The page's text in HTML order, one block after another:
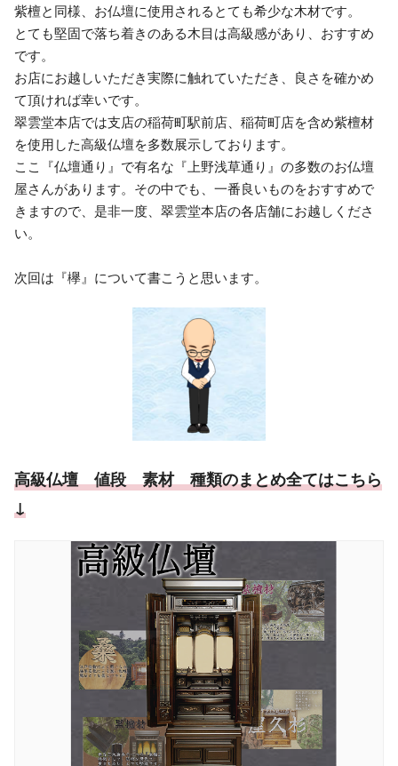
紫檀と同様、お仏壇に使用されるとても希少な木材です。
とても堅固で落ち着きのある木目は高級感があり、おすすめ
です。
お店にお越しいただき実際に触れていただき、良さを確かめ
て頂ければ幸いです。
翠雲堂本店では支店の稲荷町駅前店、稲荷町店を含め紫檀材
を使用した高級仏壇を多数展示しております。
ここ『仏壇通り』で有名な『上野浅草通り』の多数のお仏壇
屋さんがあります。その中でも、一番良いものをおすすめで
きますので、是非一度、翠雲堂本店の各店舗にお越しくださ
い。
次回は『欅』について書こうと思います。
高級仏壇 値段 素材 種類のまとめ全てはこちら
↓